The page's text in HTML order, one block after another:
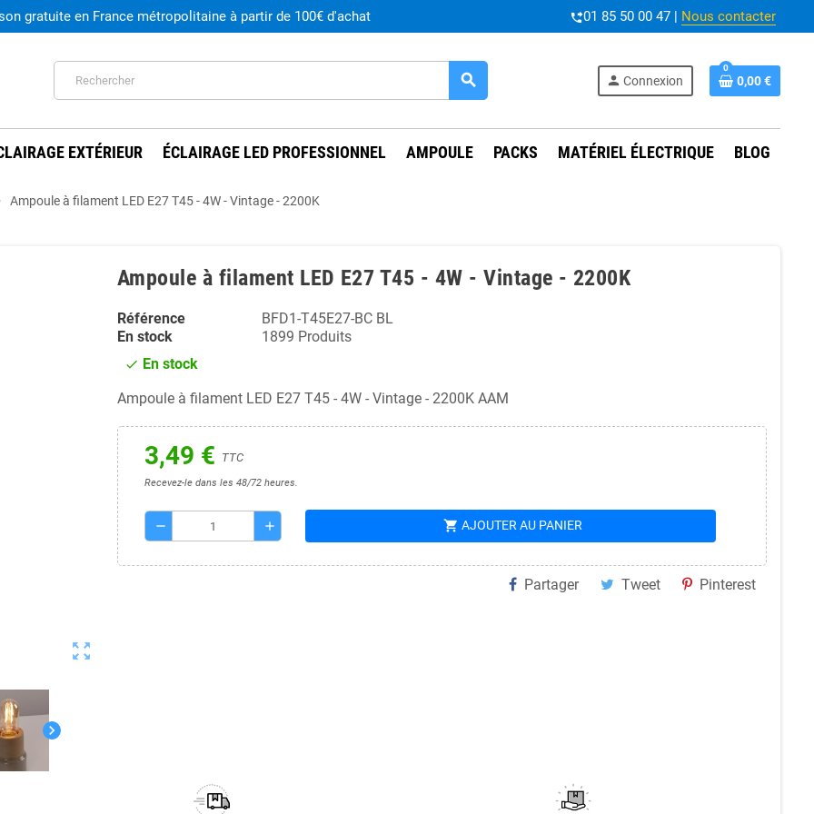
gratuite en France métropolitaine à partir de 100€ d'achat phone_forwarded01 85 50 00 47 | Nous contacter
search person Connexion
0
0,00 €
EXTÉRIEUR ÉCLAIRAGE LED PROFESSIONNEL AMPOULE PACKS MATÉRIEL ÉLECTRIQUE BLOG
Ampoule à filament LED E27 T45 - 4W - Vintage - 2200K
zoom_out_map
chevron_right
Ampoule à filament LED E27 T45 - 4W - Vintage - 2200K
Référence
BFD1-T45E27-BC BL
En stock
1899 Produits
check En stock
Ampoule à filament LED E27 T45 - 4W - Vintage - 2200K AAM
3,49 € TTC
Recevez-le dans les 48/72 heures.
remove add shopping_cart AJOUTER AU PANIER
Partager Tweet Pinterest